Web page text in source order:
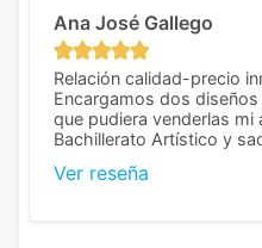
Ana José Gallego
Relación calidad-precio
Encargamos dos
que pudiera venderlas mi
Bachillerato Artístico y
diferencia, con libretas de
Ver reseña